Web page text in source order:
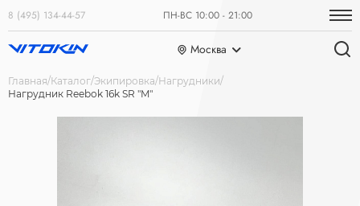
8 (495) 134-44-57 ПН-ВС 10:00 - 21:00
Москва
Главная Каталог Экипировка Нагрудники
Нагрудник Reebok 16k SR "M"